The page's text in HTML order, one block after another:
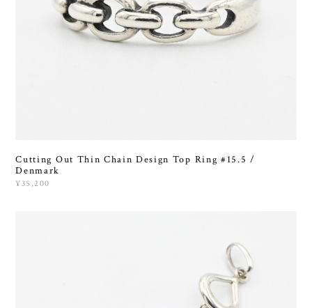
Cutting Out Thin Chain Design Top Ring #15.5 /
Denmark
¥35,200